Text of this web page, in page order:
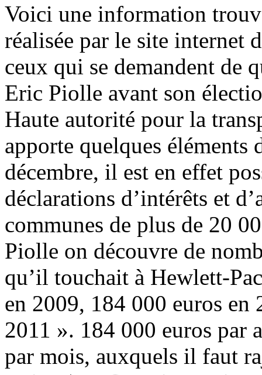
Voici une information
réalisée par le site internet
ceux qui se demandent de
Eric Piolle avant son
Haute autorité pour la
apporte quelques éléments
décembre, il est en effet
déclarations d’intérêts et
communes de plus de 20
Piolle on découvre de
qu’il touchait à Hewlett-
en 2009, 184 000 euros en
2011 ». 184 000 euros par
par mois, auxquels il faut